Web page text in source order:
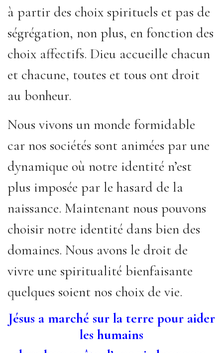
à partir des choix spirituels et pas de
ségrégation, non plus, en fonction des
choix affectifs. Dieu accueille chacun
et chacune, toutes et tous ont droit
au bonheur.
Nous vivons un monde formidable
car nos sociétés sont animées par une
dynamique où notre identité n’est
plus imposée par le hasard de la
naissance. Maintenant nous pouvons
choisir notre identité dans bien des
domaines. Nous avons le droit de
vivre une spiritualité bienfaisante
quelques soient nos choix de vie.
Jésus a marché sur la terre pour aider
les humains